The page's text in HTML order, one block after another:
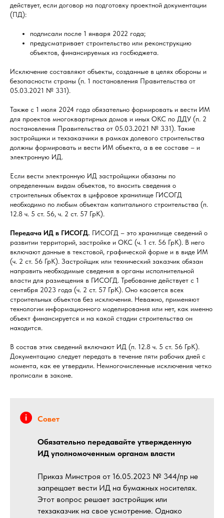
действует, если договор на подготовку проектной документации
(ПД):
подписали после 1 января 2022 года;
предусматривает строительство или реконструкцию
объектов, финансируемых из госбюджета.
Исключение составляют объекты, созданные в целях обороны и
безопасности страны (п. 1 постановления Правительства от
05.03.2021 № 331).
Также с 1 июля 2024 года обязательно формировать и вести ИМ
для проектов многоквартирных домов и иных ОКС по ДДУ (п. 2
постановления Правительства от 05.03.2021 № 331). Такие
застройщики и техзаказчики в рамках долевого строительства
должны формировать и вести ИМ объекта, а в ее составе – и
электронную ИД.
Если вести электронную ИД застройщики обязаны по
определенным видам объектов, то вносить сведения о
строительных объектах в цифровое хранилище ГИСОГД
необходимо по любым объектам капитального строительства (п.
12.8 ч. 5 ст. 56, ч. 2 ст. 57 ГрК).
Передача ИД в ГИСОГД. ГИСОГД – это хранилище сведений о
развитии территорий, застройке и ОКС (ч. 1 ст. 56 ГрК). В него
включают данные в текстовой, графической форме и в виде ИМ
(ч. 2 ст. 56 ГрК). Застройщик или технический заказчик обязан
направить необходимые сведения в органы исполнительной
власти для размещения в ГИСОГД. Требование действует с 1
сентября 2023 года (ч. 2 ст. 57 ГрК). Оно касается всех
строительных объектов без исключения. Неважно, применяют
технологии информационного моделирования или нет, как именно
объект финансируется и на какой стадии строительства он
находится.
В состав этих сведений включают ИД (п. 12.8 ч. 5 ст. 56 ГрК).
Документацию следует передать в течение пяти рабочих дней с
момента, как ее утвердили. Немногочисленные исключения четко
прописали в законе.
Совет
Обязательно передавайте утвержденную
ИД уполномоченным органам власти
Приказ Минстроя от 16.05.2023 № 344/пр не
запрещает вести ИД на бумажных носителях.
Этот вопрос решает застройщик или
техзаказчик на свое усмотрение. Однако